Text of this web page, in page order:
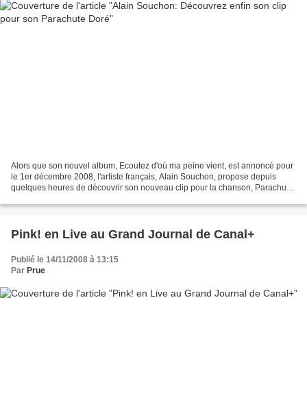
Alors que son nouvel album, Ecoutez d'où ma peine vient, est annoncé pour
le 1er décembre 2008, l'artiste français, Alain Souchon, propose depuis
quelques heures de découvrir son nouveau clip pour la chanson, Parachute
Pink! en Live au Grand Journal de Canal+
Publié le 14/11/2008 à 13:15
Par Prue